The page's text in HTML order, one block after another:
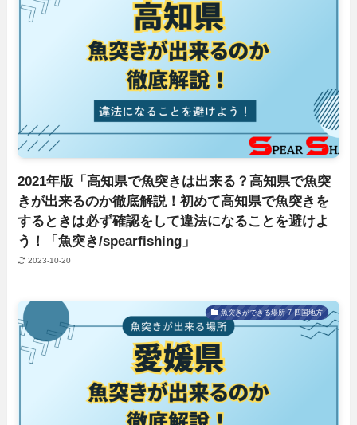
2021年版「高知県で魚突きは出来る？高知県で魚突
きが出来るのか徹底解説！初めて高知県で魚突きを
するときは必ず確認をして違法になることを避けよ
う！「魚突き/spearfishing」
2023-10-20
魚突きができる場所-7-四国地方